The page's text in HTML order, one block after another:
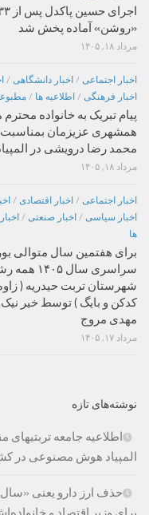
«روشن» آماده پخش شد
مرداد ۱۸, ۱۴۰۵
اخبار اجتماعی / اخبار دانشگاهی /
اخبار فرهنگی / اطلاعیه ها /
پیام تبریک به خانواده
همشهری عزیزمان
محمد رضا درویشی در
مرداد ۱۸, ۱۴۰۵
اخبار اجتماعی / اخبار اقتصادی /
اخبار سیاسی / اخبار صنعتی /
ها
برای هفتمین سال متوالی
سراسری
شهرستان تربت حیدریه (
کدکن و بایگ ) توسط خیر
مهدی مروج
مرداد ۱۷, ۱۴۰۵
نوشته‌های تازه
اطلاعیه جامعه
المپیاد هوش مصنوعی در
حذف ارز دارو یعنی «سال